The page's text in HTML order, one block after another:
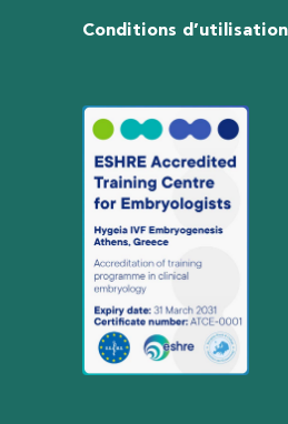
Conditions d’utilisation